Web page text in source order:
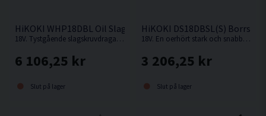
HiKOKI WHP18DBL Oil Slagskruvdragare 18V
18V. Tystgående slagskruvdragare med oljedämpning, perfekt i bullerkänsliga miljöer.
6 106,25 kr
Slut på lager
HiKOKI DS18DBSL(S)
18V. En oerhört stark och snabb kompakt borrskruvdragare från Hikoki.
3 206,25 kr
Slut på lager